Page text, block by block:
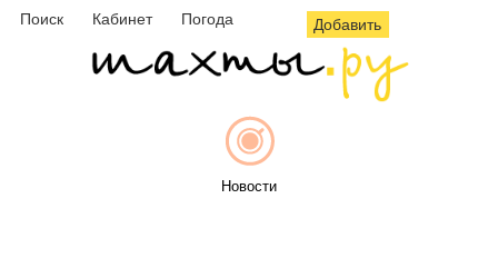
Поиск Кабинет Погода Добавить
Новости